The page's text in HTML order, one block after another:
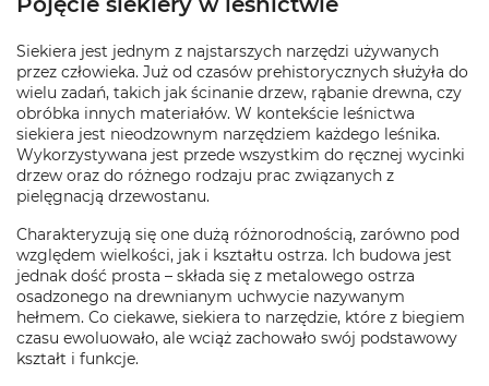
Siekiera jest jednym z najstarszych narzędzi używanych
przez człowieka. Już od czasów prehistorycznych służyła do
wielu zadań, takich jak ścinanie drzew, rąbanie drewna, czy
obróbka innych materiałów. W kontekście leśnictwa
siekiera jest nieodzownym narzędziem każdego leśnika.
Wykorzystywana jest przede wszystkim do ręcznej wycinki
drzew oraz do różnego rodzaju prac związanych z
pielęgnacją drzewostanu.
Charakteryzują się one dużą różnorodnością, zarówno pod
względem wielkości, jak i kształtu ostrza. Ich budowa jest
jednak dość prosta – składa się z metalowego ostrza
osadzonego na drewnianym uchwycie nazywanym
hełmem. Co ciekawe, siekiera to narzędzie, które z biegiem
czasu ewoluowało, ale wciąż zachowało swój podstawowy
kształt i funkcje.